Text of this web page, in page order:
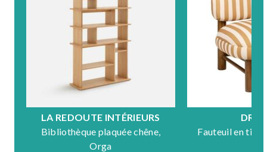
LA REDOUTE INTÉRIEURS
Bibliothèque plaquée chêne,
Orga
Fauteuil en